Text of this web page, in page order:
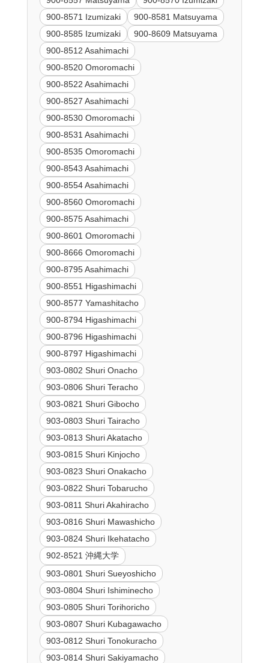
900-8571 Izumizaki
900-8581 Matsuyama
900-8585 Izumizaki
900-8609 Matsuyama
900-8512 Asahimachi
900-8520 Omoromachi
900-8522 Asahimachi
900-8527 Asahimachi
900-8530 Omoromachi
900-8531 Asahimachi
900-8535 Omoromachi
900-8543 Asahimachi
900-8554 Asahimachi
900-8560 Omoromachi
900-8575 Asahimachi
900-8601 Omoromachi
900-8666 Omoromachi
900-8795 Asahimachi
900-8551 Higashimachi
900-8577 Yamashitacho
900-8794 Higashimachi
900-8796 Higashimachi
900-8797 Higashimachi
903-0802 Shuri Onacho
903-0806 Shuri Teracho
903-0821 Shuri Gibocho
903-0803 Shuri Tairacho
903-0813 Shuri Akatacho
903-0815 Shuri Kinjocho
903-0823 Shuri Onakacho
903-0822 Shuri Tobarucho
903-0811 Shuri Akahiracho
903-0816 Shuri Mawashicho
903-0824 Shuri Ikehatacho
902-8521 沖縄大学
903-0801 Shuri Sueyoshicho
903-0804 Shuri Ishiminecho
903-0805 Shuri Torihoricho
903-0807 Shuri Kubagawacho
903-0812 Shuri Tonokuracho
903-0814 Shuri Sakiyamacho